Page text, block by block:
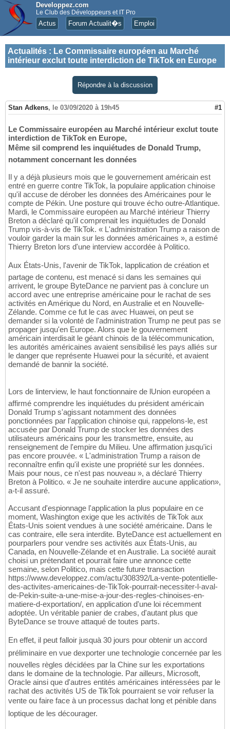
Developpez.com
Le Club des Développeurs et IT Pro
Actus Forum Actualit�s Emploi
Actualités : Le Commissaire européen au Marché
intérieur exclut toute interdiction de TikTok en Europe
Répondre à la discussion
Stan Adkens, le 03/09/2020 à 19h45 #1
Le Commissaire européen au Marché intérieur exclut toute
interdiction de TikTok en Europe,
Même sil comprend les inquiétudes de Donald Trump,
notamment concernant les données
Il y a déjà plusieurs mois que le gouvernement américain est
entré en guerre contre TikTok, la populaire application chinoise
qu'il accuse de dérober les données des Américaines pour le
compte de Pékin. Une posture qui trouve écho outre-Atlantique.
Mardi, le Commissaire européen au Marché intérieur Thierry
Breton a déclaré qu'il comprenait les inquiétudes de Donald
Trump vis-à-vis de TikTok. « L'administration Trump a raison de
vouloir garder la main sur les données américaines », a estimé
Thierry Breton lors d'une interview accordée à Politico.
Aux États-Unis, l'avenir de TikTok, lapplication de création et
partage de contenu, est menacé si dans les semaines qui
arrivent, le groupe ByteDance ne parvient pas à conclure un
accord avec une entreprise américaine pour le rachat de ses
activités en Amérique du Nord, en Australie et en Nouvelle-
Zélande. Comme ce fut le cas avec Huawei, on peut se
demander si la volonté de l'administration Trump ne peut pas se
propager jusqu'en Europe. Alors que le gouvernement
américain interdisait le géant chinois de la télécommunication,
les autorités américaines avaient sensibilisé les pays alliés sur
le danger que représente Huawei pour la sécurité, et avaient
demandé de bannir la société.
Lors de linterview, le haut fonctionnaire de lUnion européen a
affirmé comprendre les inquiétudes du président américain
Donald Trump s'agissant notamment des données
ponctionnées par l'application chinoise qui, rappelons-le, est
accusée par Donald Trump de stocker les données des
utilisateurs américains pour les transmettre, ensuite, au
renseignement de l'empire du Milieu. Une affirmation jusqu'ici
pas encore prouvée. « L'administration Trump a raison de
reconnaître enfin qu'il existe une propriété sur les données.
Mais pour nous, ce n'est pas nouveau », a déclaré Thierry
Breton à Politico. « Je ne souhaite interdire aucune application»,
a-t-il assuré.
Accusant d'espionnage l'application la plus populaire en ce
moment, Washington exige que les activités de TikTok aux
États-Unis soient vendues à une société américaine. Dans le
cas contraire, elle sera interdite. ByteDance est actuellement en
pourparlers pour vendre ses activités aux États-Unis, au
Canada, en Nouvelle-Zélande et en Australie. La société aurait
choisi un prétendant et pourrait faire une annonce cette
semaine, selon Politico, mais cette future transaction
https://www.developpez.com/actu/308392/La-vente-potentielle-
des-activites-americaines-de-TikTok-pourrait-necessiter-l-aval-
de-Pekin-suite-a-une-mise-a-jour-des-regles-chinoises-en-
matiere-d-exportation/, en application d'une loi récemment
adoptée. Un véritable panier de crabes, d'autant plus que
ByteDance se trouve attaqué de toutes parts.
En effet, il peut falloir jusquà 30 jours pour obtenir un accord
préliminaire en vue dexporter une technologie concernée par les
nouvelles règles décidées par la Chine sur les exportations
dans le domaine de la technologie. Par ailleurs, Microsoft,
Oracle ainsi que d'autres entités américaines intéressées par le
rachat des activités US de TikTok pourraient se voir refuser la
vente ou faire face à un processus dachat long et pénible dans
loptique de les décourager.